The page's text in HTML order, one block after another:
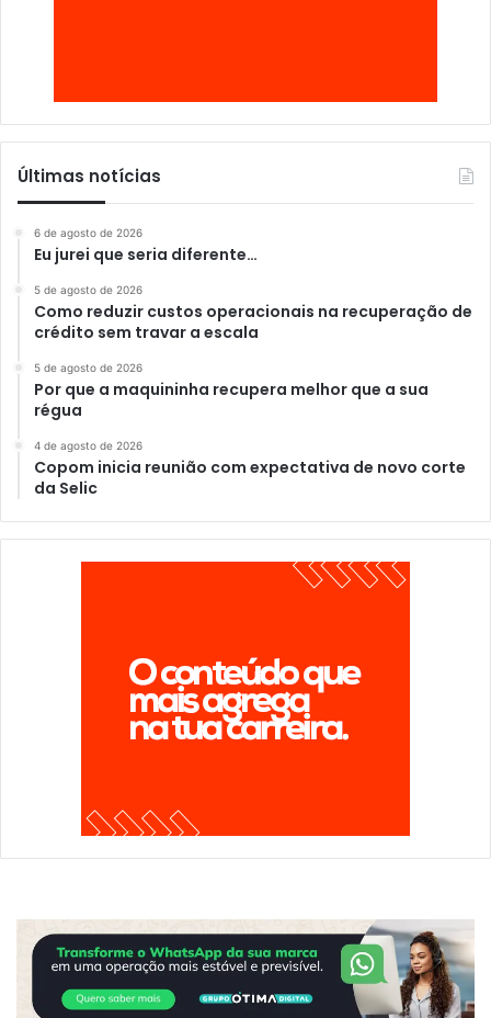
Últimas notícias
6 de agosto de 2026
Eu jurei que seria diferente…
5 de agosto de 2026
Como reduzir custos operacionais na recuperação de
crédito sem travar a escala
5 de agosto de 2026
Por que a maquininha recupera melhor que a sua
régua
4 de agosto de 2026
Copom inicia reunião com expectativa de novo corte
da Selic